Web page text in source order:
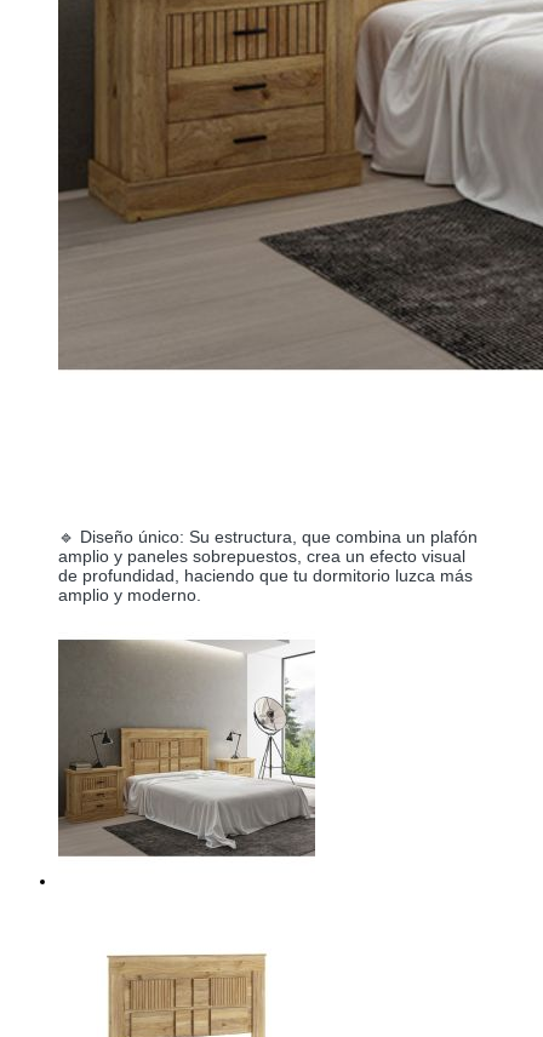
🔹 Diseño único: Su estructura, que combina un plafón
amplio y paneles sobrepuestos, crea un efecto visual
de profundidad, haciendo que tu dormitorio luzca más
amplio y moderno.